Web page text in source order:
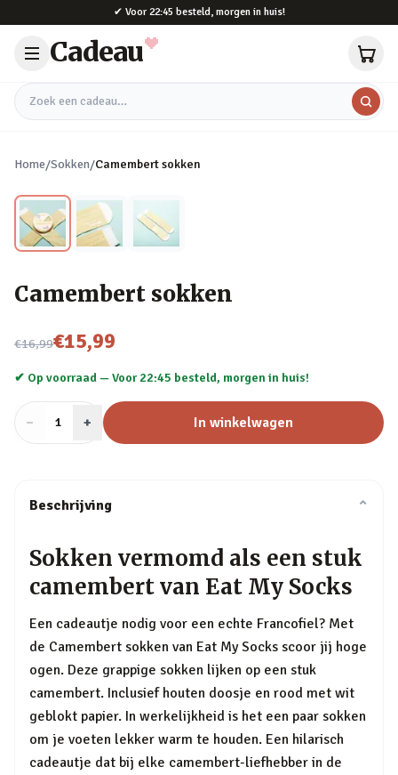
✔ Voor 22:45 besteld, morgen in huis!
Cadeau
Zoek een cadeau
Home/Sokken/Camembert sokken
Camembert sokken
€16,99
Nu voor€15,99
✔ Op voorraad —Voor 22:45 besteld, morgen in huis!
− Aantal
1 + In winkelwagen
Beschrijving ⌄
Sokken vermomd als een stuk
camembert van Eat My Socks
Een cadeautje nodig voor een echte Francofiel? Met
de Camembert sokken van Eat My Socks scoor jij hoge
ogen. Deze grappige sokken lijken op een stuk
camembert. Inclusief houten doosje en rood met wit
geblokt papier. In werkelijkheid is het een paar sokken
om je voeten lekker warm te houden. Een hilarisch
cadeautje dat bij elke camembert-liefhebber in de